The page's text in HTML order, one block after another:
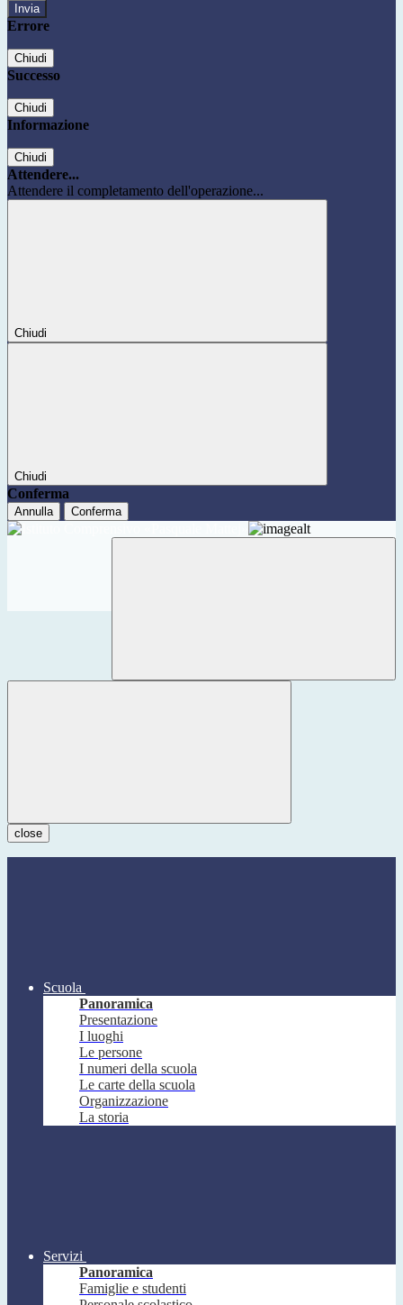
Errore
Chiudi
Successo
Chiudi
Informazione
Chiudi
Attendere...
Attendere il completamento dell'operazione...
Chiudi
Chiudi
Conferma
Annulla Conferma
close
Scuola
Panoramica
Presentazione
I luoghi
Le persone
I numeri della scuola
Le carte della scuola
Organizzazione
La storia
Servizi
Panoramica
Famiglie e studenti